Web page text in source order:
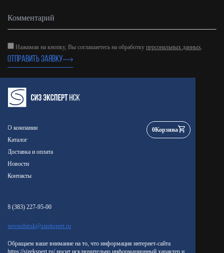
ОТПРАВИТЬ ЗАЯВКУ
Нажимая на кнопку, Вы соглашаетесь на обработку персональных данных.
О компании
Каталог
Доставка и оплата
Новости
Контакты
0Корзина
8 (383) 227-95-00
novosibirsk@sizekspert.ru
Обращаем ваше внимание на то, что информация интернет-сайта
https://sizekspert.ru/ носит исключительно информационный характер и